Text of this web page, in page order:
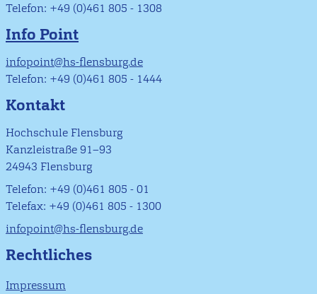
Telefon: +49 (0)461 805 - 1308
Info Point
infopoint@hs-flensburg.de
Telefon: +49 (0)461 805 - 1444
Kontakt
Hochschule Flensburg
Kanzleistraße 91–93
24943 Flensburg
Telefon: +49 (0)461 805 - 01
Telefax: +49 (0)461 805 - 1300
infopoint@hs-flensburg.de
Rechtliches
Impressum